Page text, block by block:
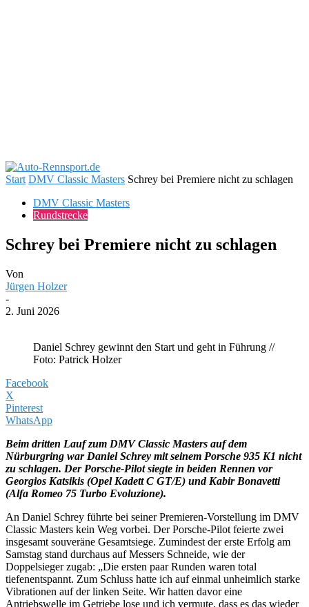
Start DMV Classic Masters Schrey bei Premiere nicht zu schlagen
DMV Classic Masters
Rundstrecke
Schrey bei Premiere nicht zu schlagen
Von
Jürgen Holzer
-
2. Juni 2026
Daniel Schrey gewinnt den Start und geht in Führung //
Foto: Patrick Holzer
Facebook
X
Pinterest
WhatsApp
Beim dritten Lauf zum DMV Classic Masters auf dem
Nürburgring war Daniel Schrey mit seinem Porsche 935 K1 nicht
zu schlagen. Der Porsche-Pilot siegte in beiden Rennen vor
Georgios Katsikis (Opel Kadett C GT/E) und Kabir Bonavetti
(Alfa Romeo 75 Turbo Evoluzione).
An Daniel Schrey führte bei seiner Premieren-Vorstellung im DMV
Classic Masters kein Weg vorbei. Der Porsche-Pilot feierte zwei
insgesamt souveräne Gesamtsiege. Zumindest der erste Erfolg am
Samstag stand durchaus auf Messers Schneide, wie der
Doppelsieger zugab: „Die ersten paar Runden waren total
tiefenentspannt. Zum Schluss hatte ich auf einmal unheimlich starke
Vibrationen auf der linken Seite. Wir hatten davor eine
Antriebswelle im Getriebe lose und ich vermute, dass es das wieder